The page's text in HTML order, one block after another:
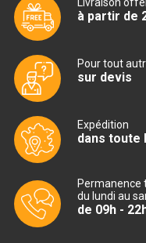
MACHINES À
MACHINE À GRANITÉ
PRÉSENTOIR DE
VITRINE
BUFFET
Livraison
à partir de
Pour tout
sur devis
Expédition
dans toute
Permanence
du lundi au
de 09h -